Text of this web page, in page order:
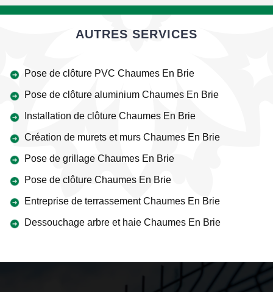
AUTRES SERVICES
Pose de clôture PVC Chaumes En Brie
Pose de clôture aluminium Chaumes En Brie
Installation de clôture Chaumes En Brie
Création de murets et murs Chaumes En Brie
Pose de grillage Chaumes En Brie
Pose de clôture Chaumes En Brie
Entreprise de terrassement Chaumes En Brie
Dessouchage arbre et haie Chaumes En Brie